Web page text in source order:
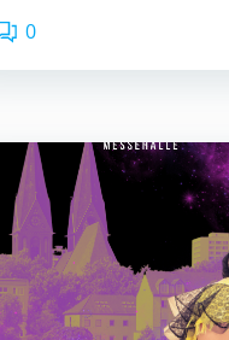
0